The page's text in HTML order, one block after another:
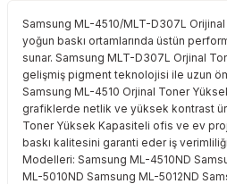
Samsung ML-4510/MLT-D307L
yoğun baskı ortamlarında üstün
sunar. Samsung MLT-D307L Orjinal
gelişmiş pigment teknolojisi ile uzun
Samsung ML-4510 Orjinal Toner
grafiklerde netlik ve yüksek kontrast
Toner Yüksek Kapasiteli ofis ve ev
baskı kalitesini garanti eder iş
Modelleri: Samsung ML-4510ND
ML-5010ND Samsung ML-5012ND